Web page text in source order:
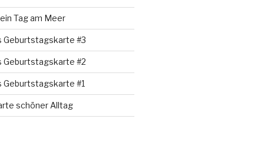
Tag am Meer
Geburtstagskarte #3
Geburtstagskarte #2
Geburtstagskarte #1
schöner Alltag